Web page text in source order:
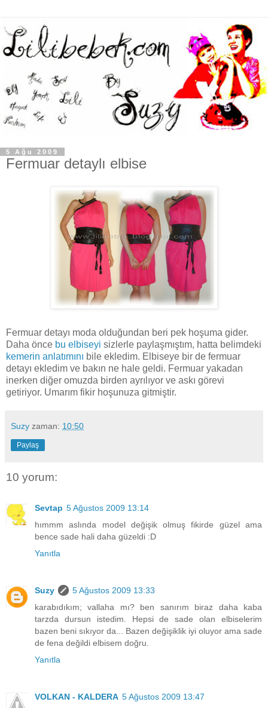
5 Ağu 2009
Fermuar detaylı elbise
Fermuar detayı moda olduğundan beri pek hoşuma gider.
Daha önce bu elbiseyi sizlerle paylaşmıştım, hatta belimdeki
kemerin anlatımını bile ekledim. Elbiseye bir de fermuar
detayı ekledim ve bakın ne hale geldi. Fermuar yakadan
inerken diğer omuzda birden ayrılıyor ve askı görevi
getiriyor. Umarım fikir hoşunuza gitmiştir.
Suzy zaman: 10:50
Paylaş
10 yorum:
Sevtap 5 Ağustos 2009 13:14
hımmm aslında model değişik olmuş fikirde güzel ama
bence sade hali daha güzeldi :D
Yanıtla
Suzy
5 Ağustos 2009 13:33
karabıdıkım; vallaha mı? ben sanırım biraz daha kaba
tarzda dursun istedim. Hepsi de sade olan elbiselerim
bazen beni sıkıyor da... Bazen değişiklik iyi oluyor ama sade
de fena değildi elbisem doğru.
Yanıtla
VOLKAN - KALDERA 5 Ağustos 2009 13:47